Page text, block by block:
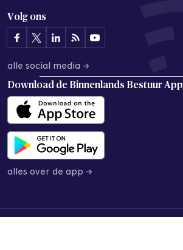
Volg ons
alle social media →
Download de Binnenlands Bestuur App
alles over de app →